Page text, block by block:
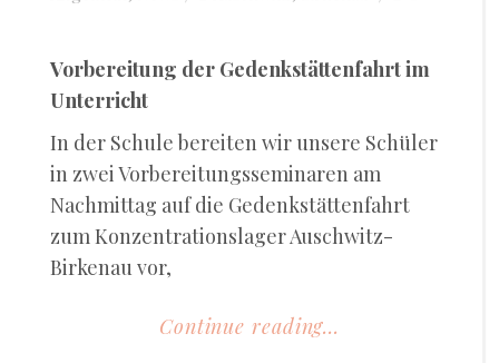
Vorbereitung der Gedenkstättenfahrt im
Unterricht
In der Schule bereiten wir unsere Schüler
in zwei Vorbereitungsseminaren am
Nachmittag auf die Gedenkstättenfahrt
zum Konzentrationslager Auschwitz-
Birkenau vor,
Continue reading...